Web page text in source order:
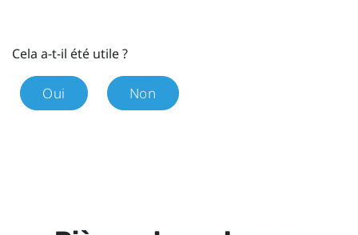
Cela a-t-il été utile ?
Oui Non